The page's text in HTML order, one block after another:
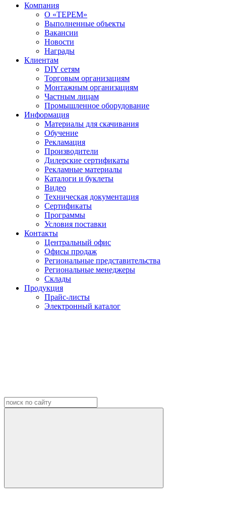
Компания
О «ТЕРЕМ»
Выполненные объекты
Вакансии
Новости
Награды
Клиентам
DIY сетям
Торговым организациям
Монтажным организациям
Частным лицам
Промышленное оборудование
Информация
Материалы для скачивания
Обучение
Рекламация
Производители
Дилерские сертификаты
Рекламные материалы
Каталоги и буклеты
Видео
Техническая документация
Сертификаты
Программы
Условия поставки
Контакты
Центральный офис
Офисы продаж
Региональные представительства
Региональные менеджеры
Склады
Продукция
Прайс-листы
Электронный каталог